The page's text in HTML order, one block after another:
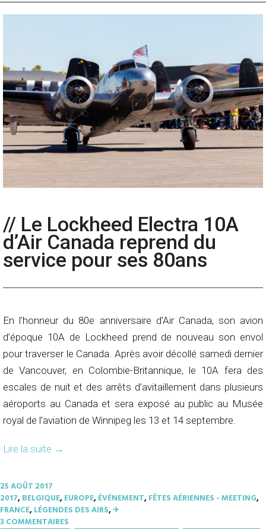
// Le Lockheed Electra 10A
d’Air Canada reprend du
service pour ses 80ans
En l’honneur du 80e anniversaire d’Air Canada, son avion
d’époque 10A de Lockheed prend de nouveau son envol
pour traverser le Canada. Après avoir décollé samedi dernier
de Vancouver, en Colombie-Britannique, le 10A fera des
escales de nuit et des arrêts d’avitaillement dans plusieurs
aéroports au Canada et sera exposé au public au Musée
royal de l’aviation de Winnipeg les 13 et 14 septembre.
Lire la suite →
25 AOÛT 2017
2017,BELGIQUE,EUROPE,ÉVÉNEMENT,FÊTES AÉRIENNES - MEETING,
FRANCE,LÉGENDES DES AIRS,✈︎
3 COMMENTAIRES